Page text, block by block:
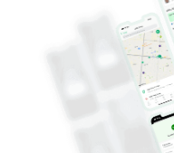
حي الفاخرية